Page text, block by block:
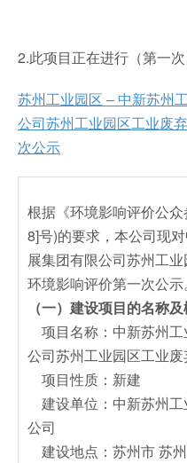
2.此项目正在进行（第一次
苏州工业园区 – 中新苏州
公司苏州工业园区工业废
次公示
根据《环境影响评价公
8]号)的要求，本公司现
展集团有限公司苏州工
环境影响评价第一次公示。
（一）建设项目的名称
项目名称：中新苏州
公司苏州工业园区工业
项目性质：新建
建设单位：中新苏州
公司
建设地点：苏州市 苏